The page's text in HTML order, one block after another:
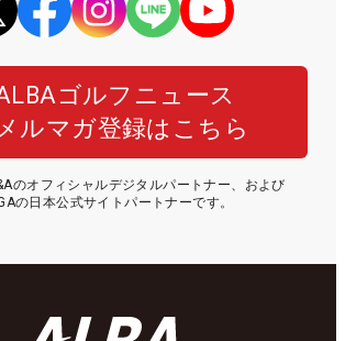
ゴルフニュース
ルマガ登録はこちら
のオフィシャルデジタルパートナー、および
の日本公式サイトパートナーです。